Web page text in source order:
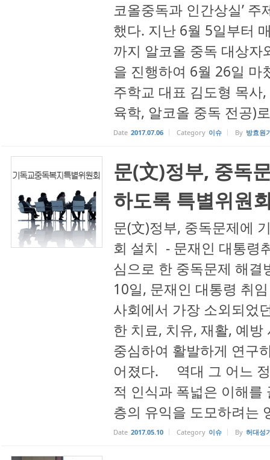
코올중독과 인간상실’
했다. 지난 6월 5일부터
까지 알코올 중독 대상자
을 진행하여 6월 26일 마
주학교 대표 김도형 목사
육학, 알코올 중독 전공)
Date 2017.07.06 Category 이슈 By 방효원
문(文)정부, 중독
하도록 특별위원
문(文)정부, 중독문제에
회 설치 - 문재인 대통령
심으로 한 중독문제 해
10일, 문재인 대통령 취
사회에서 가장 소외되었
한 치료, 치유, 재활, 예
중심하여 활발하게 연구
어졌다. 역대 그 어느
적 인식과 폭넓은 이해를
층의 유익을 도모하려는
Date 2017.05.10 Category 이슈 By 허대성